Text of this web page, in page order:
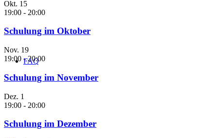
FAQ
Okt. 15
19:00 - 20:00
Schulung im Oktober
Nov. 19
19:00 -20:00
Schulung im November
Dez. 1
19:00 - 20:00
Schulung im Dezember